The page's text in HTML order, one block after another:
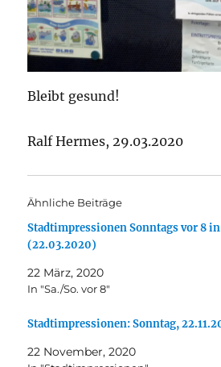
Bleibt gesund!
Ralf Hermes, 29.03.2020
Ähnliche Beiträge
Stadtimpressionen Sonntags vor 8
(22.03.2020)
22 März, 2020
In "Sa./So. vor 8"
Stadtimpressionen: Sonntag,
22 November, 2020